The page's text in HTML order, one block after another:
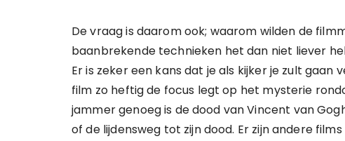
De vraag is daarom ook; waarom wilden de
baanbrekende technieken het dan niet liever
Er is zeker een kans dat je als kijker je zult
film zo heftig de focus legt op het mysterie
jammer genoeg is de dood van Vincent van
of de lijdensweg tot zijn dood. Er zijn andere